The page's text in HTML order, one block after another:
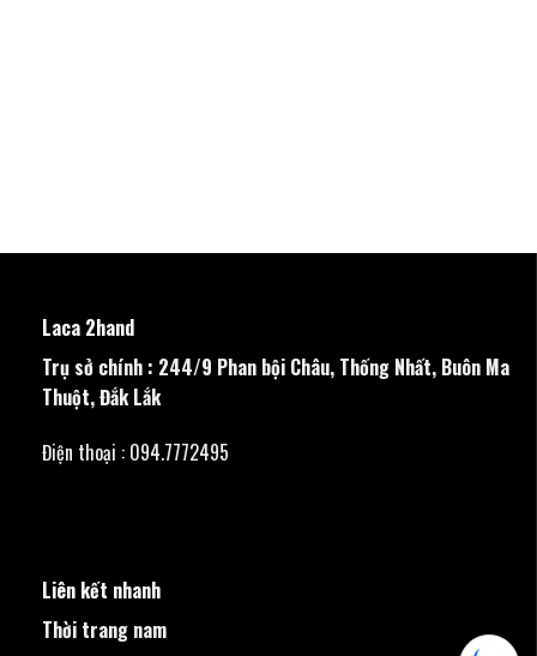
Laca 2hand
Trụ sở chính : 244/9 Phan bội Châu, Thống Nhất, Buôn Ma
Thuột, Đắk Lắk
Điện thoại : 094.7772495
Liên kết nhanh
Thời trang nam